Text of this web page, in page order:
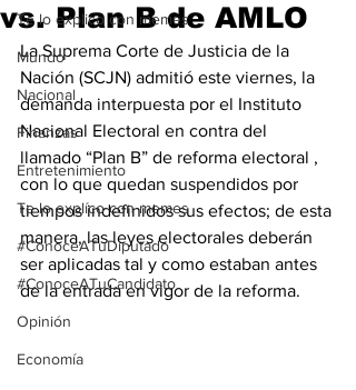
Te lo explico con memes
Mundo
Nacional
Finanzas
Entretenimiento
Te lo explíco con memes
#ConoceATuDiputado
#ConoceATuCandidato
Opinión
Economía
vs. Plan B de AMLO
La Suprema Corte de Justicia de la
Nación (SCJN) admitió este viernes, la
demanda interpuesta por el Instituto
Nacional Electoral en contra del
llamado “Plan B” de reforma electoral ,
con lo que quedan suspendidos por
tiempos indefinidos sus efectos; de esta
manera, las leyes electorales deberán
ser aplicadas tal y como estaban antes
de la entrada en vigor de la reforma.